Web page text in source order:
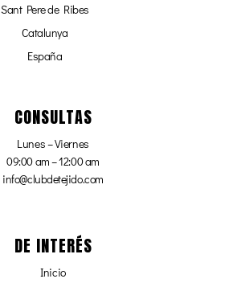
Sant Pere de Ribes
Catalunya
España
CONSULTAS
Lunes – Viernes
09:00 am – 12:00 am
info@clubdetejido.com
DE INTERÉS
Inicio